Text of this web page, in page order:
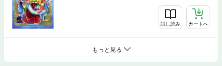
試し読み カートへ
もっと見る